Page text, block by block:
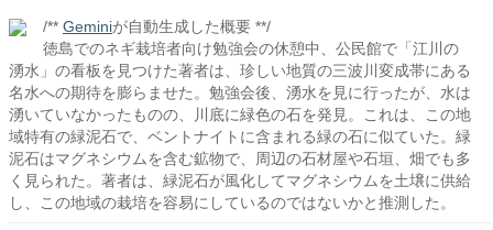
/** Geminiが自動生成した概要 **/
徳島でのネギ栽培者向け勉強会の休憩中、公民館で「江川の
湧水」の看板を見つけた著者は、珍しい地質の三波川変成帯にある
名水への期待を膨らませた。勉強会後、湧水を見に行ったが、水は
湧いていなかったものの、川底に緑色の石を発見。これは、この地
域特有の緑泥石で、ベントナイトに含まれる緑の石に似ていた。緑
泥石はマグネシウムを含む鉱物で、周辺の石材屋や石垣、畑でも多
く見られた。著者は、緑泥石が風化してマグネシウムを土壌に供給
し、この地域の栽培を容易にしているのではないかと推測した。